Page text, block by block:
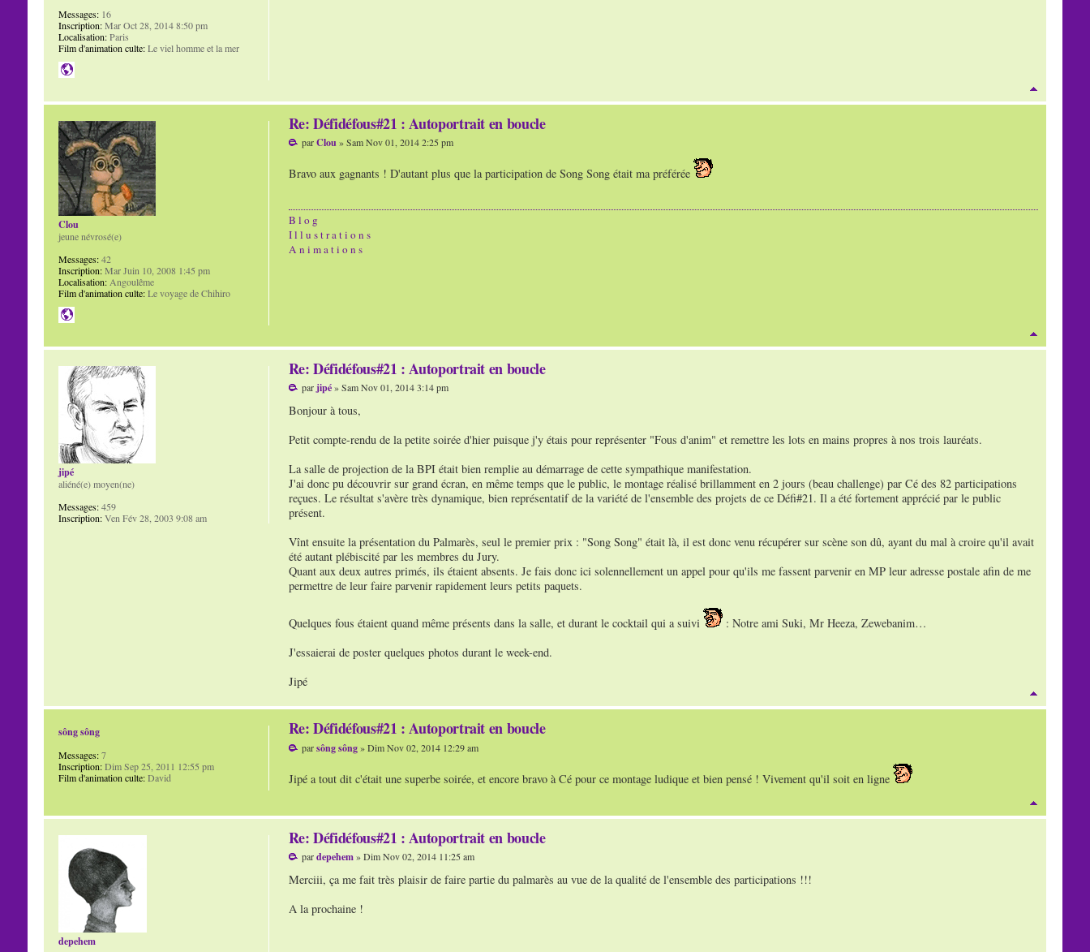
Messages:16
Inscription:Mar Oct 28, 2014 8:50 pm
Localisation:Paris
Film d'animation culte:Le viel homme et la mer
Re: Défidéfous#21 : Autoportrait en boucle
parClou » Sam Nov 01, 2014 2:25 pm
Bravo aux gagnants ! D'autant plus que la participation de Song Song était ma préférée
B l o g
I l l u s t r a t i o n s
A n i m a t i o n s
Clou
jeune névrosé(e)
Messages:42
Inscription:Mar Juin 10, 2008 1:45 pm
Localisation:Angoulême
Film d'animation culte:Le voyage de Chihiro
Re: Défidéfous#21 : Autoportrait en boucle
parjipé» Sam Nov 01, 2014 3:14 pm
Bonjour à tous,
Petit compte-rendu de la petite soirée d'hier puisque j'y étais pour représenter "Fous d'anim" et remettre les lots en mains propres à nos trois lauréats.
La salle de projection de la BPI était bien remplie au démarrage de cette sympathique manifestation.
J'ai donc pu découvrir sur grand écran, en même temps que le public, le montage réalisé brillamment en 2 jours (beau challenge) par Cé des 82 participations
reçues. Le résultat s'avère très dynamique, bien représentatif de la variété de l'ensemble des projets de ce Défi#21. Il a été fortement apprécié par le public
présent.
Vînt ensuite la présentation du Palmarès, seul le premier prix : "Song Song" était là, il est donc venu récupérer sur scène son dû, ayant du mal à croire qu'il avait
été autant plébiscité par les membres du Jury.
Quant aux deux autres primés, ils étaient absents. Je fais donc ici solennellement un appel pour qu'ils me fassent parvenir en MP leur adresse postale afin de me
permettre de leur faire parvenir rapidement leurs petits paquets.
Quelques fous étaient quand même présents dans la salle, et durant le cocktail qui a suivi
: Notre ami Suki, Mr Heeza, Zewebanim…
J'essaierai de poster quelques photos durant le week-end.
Jipé
jipé
aliéné(e) moyen(ne)
Messages:459
Inscription:Ven Fév 28, 2003 9:08 am
Re: Défidéfous#21 : Autoportrait en boucle
parsông sông» Dim Nov 02, 2014 12:29 am
Jipé a tout dit c'était une superbe soirée, et encore bravo à Cé pour ce montage ludique et bien pensé ! Vivement qu'il soit en ligne
sông sông
Messages:7
Inscription:Dim Sep 25, 2011 12:55 pm
Film d'animation culte:David
Re: Défidéfous#21 : Autoportrait en boucle
pardepehem» Dim Nov 02, 2014 11:25 am
Merciii, ça me fait très plaisir de faire partie du palmarès au vue de la qualité de l'ensemble des participations !!!
A la prochaine !
depehem